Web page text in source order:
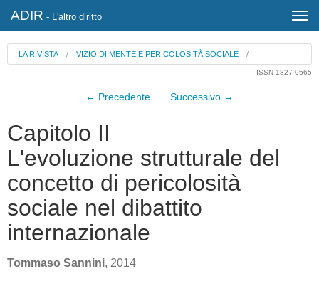
ADIR - L'altro diritto
LA RIVISTA / VIZIO DI MENTE E PERICOLOSITÀ SOCIALE/
ISSN 1827-0565
← Precedente Successivo →
Capitolo II
L'evoluzione strutturale del
concetto di pericolosità
sociale nel dibattito
internazionale
Tommaso Sannini, 2014